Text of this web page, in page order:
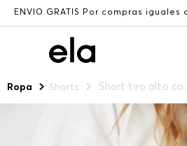
ENVÍO GRATIS Por compras
Ropa Shorts Short